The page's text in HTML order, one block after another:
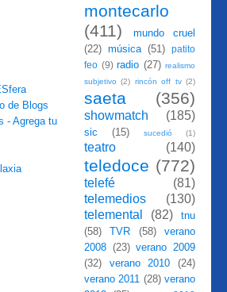
montecarlo
(411)
mundo cruel
(22) música (51)
patito
feo (9) radio (27) realismo
subjetivo (2) rincón off tv (2)
saeta (356)
showmatch (185)
sic (15) sucedió (1)
teatro (140)
teledoce (772)
telefé
(81)
telemedios
(130)
telemental
(82)
tnu
(58)
TVR (58)
verano
2008 (23) verano 2009
(32)
verano 2010
(24)
verano 2011 (28) verano